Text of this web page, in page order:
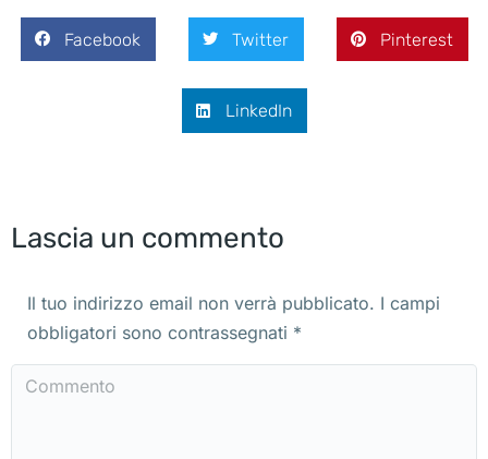
Facebook Twitter Pinterest
LinkedIn
Lascia un commento
Il tuo indirizzo email non verrà pubblicato. I campi
obbligatori sono contrassegnati *
Commento